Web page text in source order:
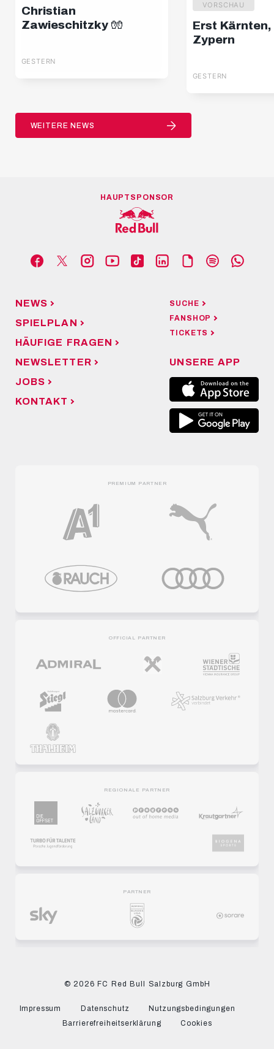
Christian
Zawieschitzky 🧤
GESTERN
VORSCHAU
Erst Kärnten,
Zypern
GESTERN
WEITERE NEWS
HAUPTSPONSOR
NEWS
SPIELPLAN
HÄUFIGE FRAGEN
NEWSLETTER
JOBS
KONTAKT
SUCHE
FANSHOP
TICKETS
UNSERE APP
PREMIUM PARTNER
OFFICIAL PARTNER
REGIONALE PARTNER
PARTNER
© 2026 FC Red Bull Salzburg GmbH
Impressum Datenschutz
Nutzungsbedingungen
Barrierefreiheitserklärung
Cookies